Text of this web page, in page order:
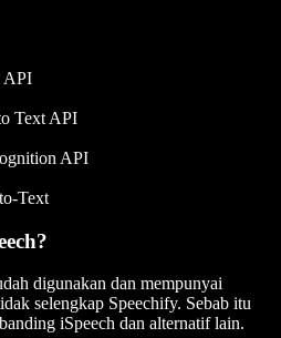
API
Text API
API
Text
digunakan dan mempunyai
selengkap Speechify. Sebab itu
iSpeech dan alternatif lain.